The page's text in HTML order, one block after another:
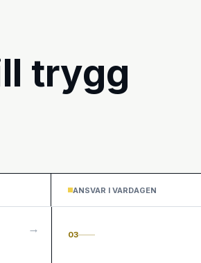
trygg
ANSVAR I VARDAGEN
03